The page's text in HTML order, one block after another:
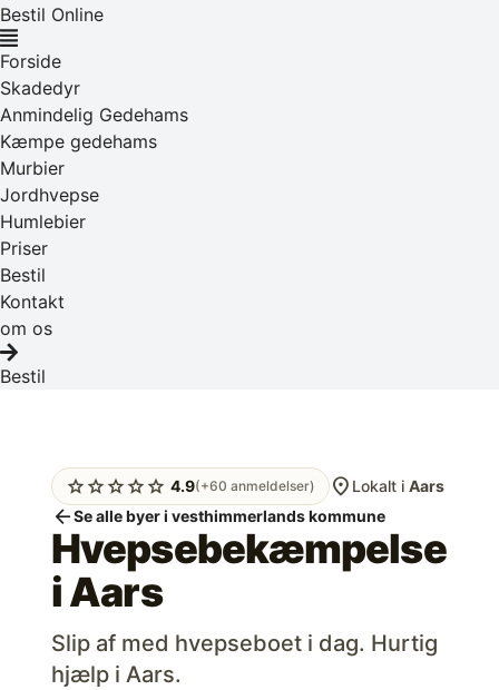
Bestil Online
Menu
Forside
Skadedyr
Anmindelig Gedehams
Kæmpe gedehams
Murbier
Jordhvepse
Humlebier
Priser
Bestil
Kontakt
om os
Bestil
starstarstarstarstar 4.9(+60 anmeldelser) location_on Lokalt i Aars
arrow_backSe alle byer i vesthimmerlands kommune
Hvepsebekæmpelse
iAars
Slip af med hvepseboet i dag. Hurtig
hjælp i Aars.